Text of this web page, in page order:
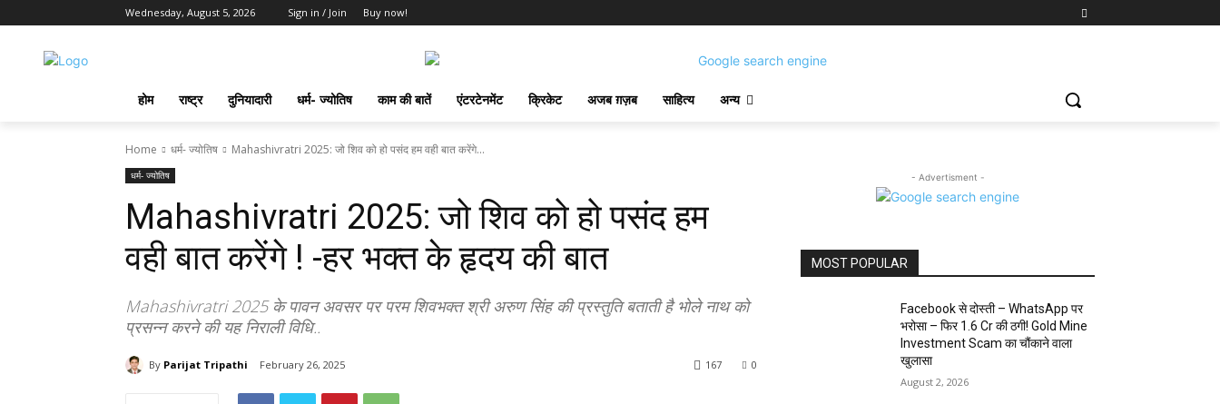
Wednesday, August 5, 2026 Sign in / Join Buy now!
होम राष्ट्र दुनियादारी धर्म- ज्योतिष काम की बातें एंटरटेनमेंट क्रिकेट अजब ग़ज़ब साहित्य अन्य
Home धर्म- ज्योतिष Mahashivratri 2025: जो शिव को हो पसंद हम वही बात करेंगे...
धर्म- ज्योतिष
Mahashivratri 2025: जो शिव को हो पसंद हम
वही बात करेंगे ! -हर भक्त के हृदय की बात
Mahashivratri 2025 के पावन अवसर पर परम शिवभक्त श्री अरुण सिंह की प्रस्तुति बताती है भोले नाथ को
प्रसन्न करने की यह निराली विधि..
By Parijat Tripathi February 26, 2025 0
167
- Advertisment -
MOST POPULAR
Facebook से दोस्ती – WhatsApp पर
भरोसा – फिर 1.6 Cr की ठगी! Gold Mine
Investment Scam का चौंकाने वाला
खुलासा
August 2, 2026